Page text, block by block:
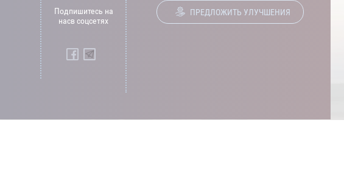
Подпишитесь на
насв соцсетях
ПРЕДЛОЖИТЬ УЛУЧШЕНИЯ